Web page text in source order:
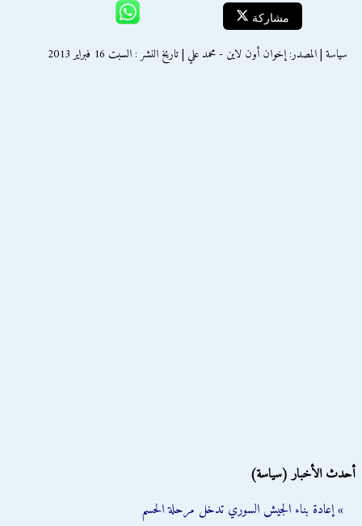
مشاركة
سياسة | المصدر: إخوان أون لاين - محمد علي | تاريخ النشر : السبت 16 فبراير 2013
أحدث الأخبار (سياسة)
» إعادة بناء الجيش السوري تدخل مرحلة الحسم